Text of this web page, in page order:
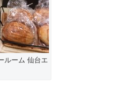
ルーム 仙台エ